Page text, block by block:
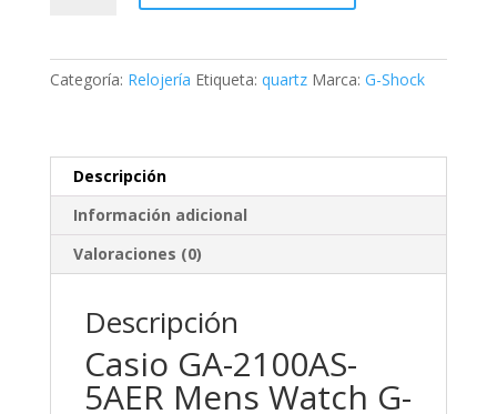
Classic
cantidad
Categoría: Relojería Etiqueta: quartz Marca: G-Shock
Descripción
Información adicional
Valoraciones (0)
Descripción
Casio GA-2100AS-
5AER Mens Watch G-